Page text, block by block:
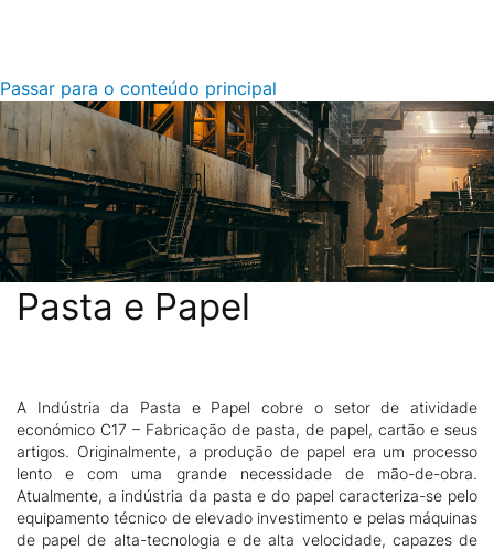
Passar para o conteúdo principal
Pasta e Papel
Descrição
A Indústria da Pasta e Papel cobre o setor de atividade
económico C17 – Fabricação de pasta, de papel, cartão e seus
artigos. Originalmente, a produção de papel era um processo
lento e com uma grande necessidade de mão-de-obra.
Atualmente, a indústria da pasta e do papel caracteriza-se pelo
equipamento técnico de elevado investimento e pelas máquinas
de papel de alta-tecnologia e de alta velocidade, capazes de